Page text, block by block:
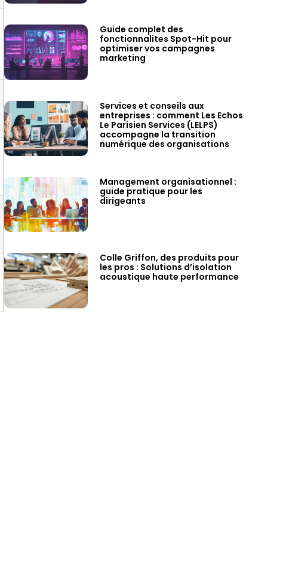
Guide complet des
fonctionnalites Spot-Hit pour
optimiser vos campagnes
marketing
Services et conseils aux
entreprises : comment Les Echos
Le Parisien Services (LELPS)
accompagne la transition
numérique des organisations
Management organisationnel :
guide pratique pour les
dirigeants
Colle Griffon, des produits pour
les pros : Solutions d’isolation
acoustique haute performance